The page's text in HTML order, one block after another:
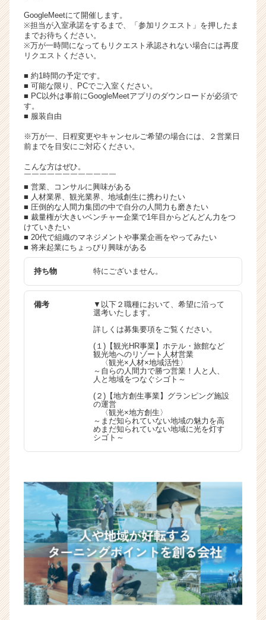
e
GoogleMeetにて開催します。
※担当が入室承諾をするまで、「参加リクエスト」を押したま
までお待ちください。
※万が一時間になってもリクエスト承認されない場合には再度
リクエストください。
■ 約1時間の予定です。
■ 可能な限り、PCでご入室ください。
■ PC以外は事前にGoogleMeetアプリのダウンロードが必須で
す。
■ 服装自由
※万が一、日程変更やキャンセルご希望の場合には、２営業日
前までを目安にご対応ください。
こんな方はぜひ。
￣￣￣￣￣￣￣￣￣￣￣￣
■ 営業、コンサルに興味がある
■ 人材業界、観光業界、地域創生に携わりたい
■ 圧倒的な人間力集団の中で自分の人間力も磨きたい
■ 裁量権が大きいベンチャー企業で1年目からどんどん力をつ
けていきたい
■ 20代で組織のマネジメントや事業企画をやってみたい
■ 将来起業にちょっぴり興味がある
持ち物 特にございません。
備考
▼以下２職種において、希望に沿って
選考いたします。
詳しくは募集要項をご覧ください。
(１)【観光HR事業】ホテル・旅館など
観光地へのリゾート人材営業
〈観光×人材×地域活性〉
～自らの人間力で勝つ営業！人と人、
人と地域をつなぐシゴト～
(２)【地方創生事業】グランピング施設
の運営
〈観光×地方創生〉
～まだ知られていない地域の魅力を高
めまだ知られていない地域に光を灯す
シゴト～